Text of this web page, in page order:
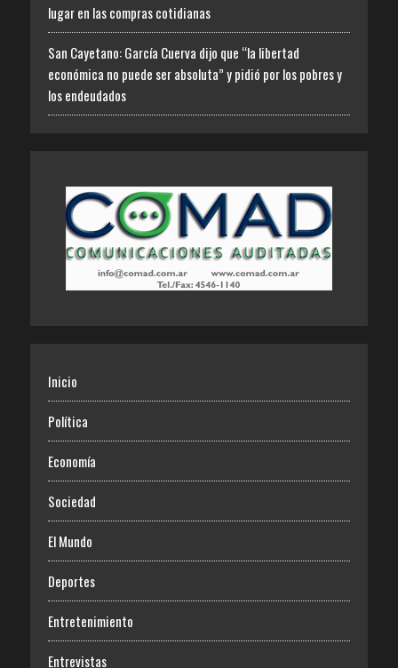
lugar en las compras cotidianas
San Cayetano: García Cuerva dijo que “la libertad
económica no puede ser absoluta” y pidió por los pobres y
los endeudados
Inicio
Política
Economía
Sociedad
El Mundo
Deportes
Entretenimiento
Entrevistas